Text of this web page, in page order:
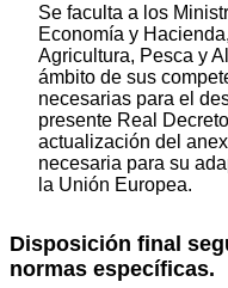
Se faculta a los
Economía y
Agricultura, Pesca y
ámbito de sus
necesarias para el
presente Real
actualización del
necesaria para su
la Unión Europea.
Disposición final
normas específicas.